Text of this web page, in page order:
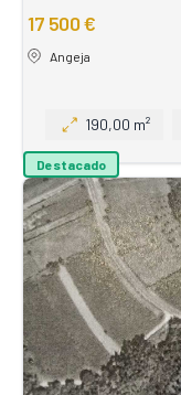
17 500 €
Angeja
190,00 m²
Destacado